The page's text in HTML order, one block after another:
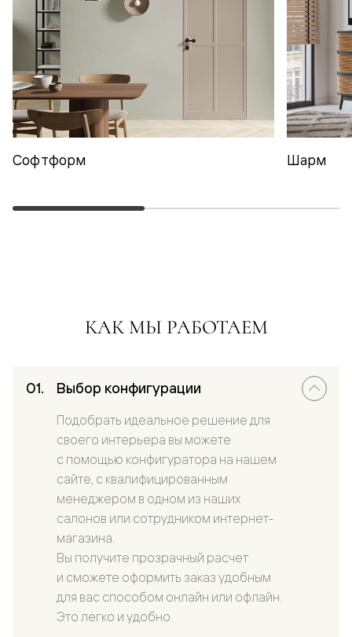
Софтформ Шарм
КАК МЫ РАБОТАЕМ
Выбор конфигурации
Подобрать идеальное решение для
своего интерьера вы можете
с помощью конфигуратора на нашем
сайте, с квалифицированным
менеджером в одном из наших
салонов или сотрудником интернет-
магазина.
Вы получите прозрачный расчет
и сможете оформить заказ удобным
для вас способом онлайн или офлайн.
Это легко и удобно.